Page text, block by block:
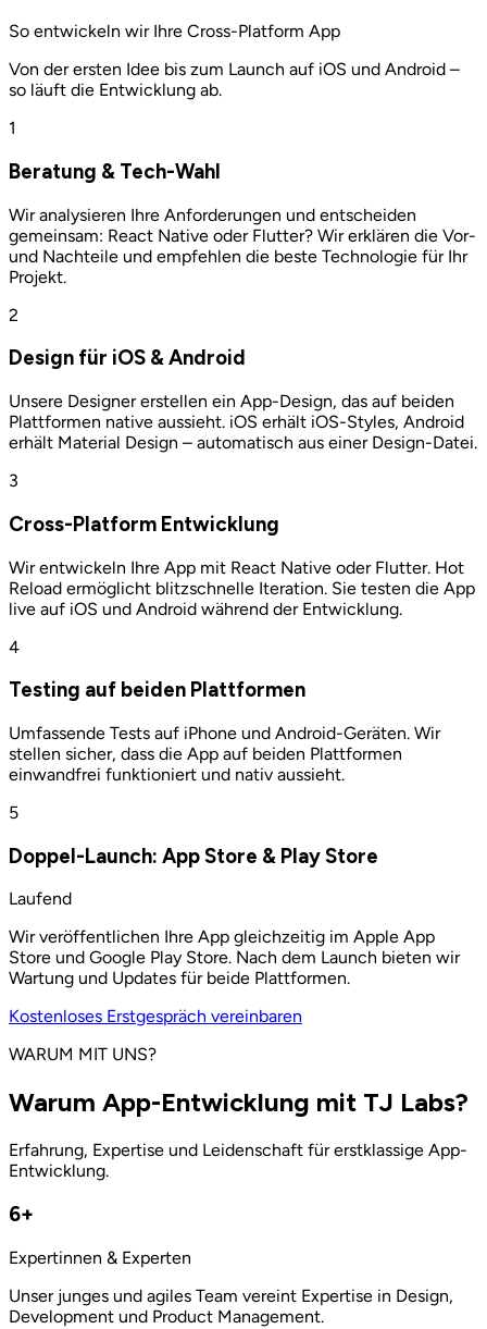
So entwickeln wir Ihre Cross-Platform App
Von der ersten Idee bis zum Launch auf iOS und Android –
so läuft die Entwicklung ab.
1
Beratung & Tech-Wahl
Wir analysieren Ihre Anforderungen und entscheiden
gemeinsam: React Native oder Flutter? Wir erklären die Vor-
und Nachteile und empfehlen die beste Technologie für Ihr
Projekt.
2
Design für iOS & Android
Unsere Designer erstellen ein App-Design, das auf beiden
Plattformen native aussieht. iOS erhält iOS-Styles, Android
erhält Material Design – automatisch aus einer Design-Datei.
3
Cross-Platform Entwicklung
Wir entwickeln Ihre App mit React Native oder Flutter. Hot
Reload ermöglicht blitzschnelle Iteration. Sie testen die App
live auf iOS und Android während der Entwicklung.
4
Testing auf beiden Plattformen
Umfassende Tests auf iPhone und Android-Geräten. Wir
stellen sicher, dass die App auf beiden Plattformen
einwandfrei funktioniert und nativ aussieht.
5
Doppel-Launch: App Store & Play Store
Laufend
Wir veröffentlichen Ihre App gleichzeitig im Apple App
Store und Google Play Store. Nach dem Launch bieten wir
Wartung und Updates für beide Plattformen.
Kostenloses Erstgespräch vereinbaren
WARUM MIT UNS?
Warum App-Entwicklung mit TJ Labs?
Erfahrung, Expertise und Leidenschaft für erstklassige App-
Entwicklung.
6+
Expertinnen & Experten
Unser junges und agiles Team vereint Expertise in Design,
Development und Product Management.